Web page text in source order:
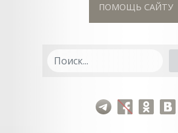
ПОМОЩЬ САЙТУ